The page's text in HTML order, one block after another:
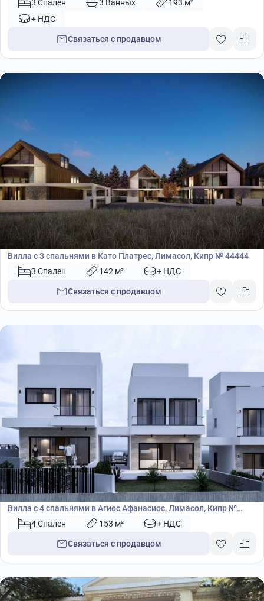
3 Спален
3 Ванных
193 м²
+ НДС
Связаться с продавцом
€579 000
Вилла
Вилла с 3 спальнями в Като Платрес, Лимасол, Кипр № 44444
3 Спален
142 м² + НДС
Связаться с продавцом
€652 845
Вилла
Вилла с 4 спальнями в Агиос Афанасиос, Лимасол, Кипр №
420124 Спален 153 м² + НДС
Связаться с продавцом